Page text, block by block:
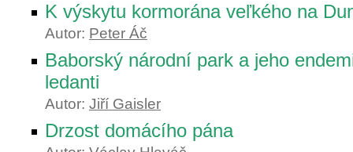
K výskytu kormorána veľkého na
Autor: Peter Áč
Baborský národní park a jeho
ledanti
Autor: Jiří Gaisler
Drzost domácího pána